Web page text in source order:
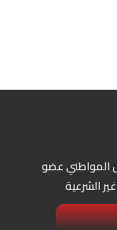
المواطني عضو
الشرعية